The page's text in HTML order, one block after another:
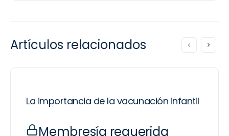
Artículos relacionados
La importancia de la vacunación infantil
Membresía requerida